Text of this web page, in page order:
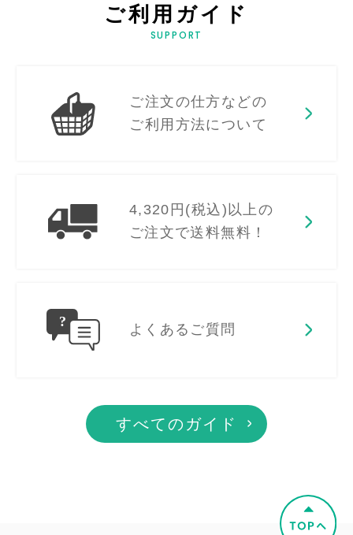
ご利用ガイド
SUPPORT
ご注文の仕方などの
ご利用方法について
4,320円(税込)以上の
ご注文で送料無料！
よくあるご質問
すべてのガイド